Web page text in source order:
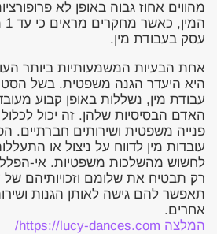
מהווים אחוז גבוה באופן לא
עסק בעבודת מין.
אחת הבעיות המשמעותיות ביותר
היא היעדר הגנה משפטית. בשל
עבודת מין, נשללות באופן קבוע
האדם הבסיסיות שלהן. זה יכול
פנייה משפטית ושירותים
עובדות מין לדווח על ניצול או
לחשוש מהשלכות משפטיות. אי-
רק תבטיח את שלומם וזכויותיהם של
תאפשר להם גישה לאותן הגנות
אחרים.
המלצה https://lucy-dances.com/